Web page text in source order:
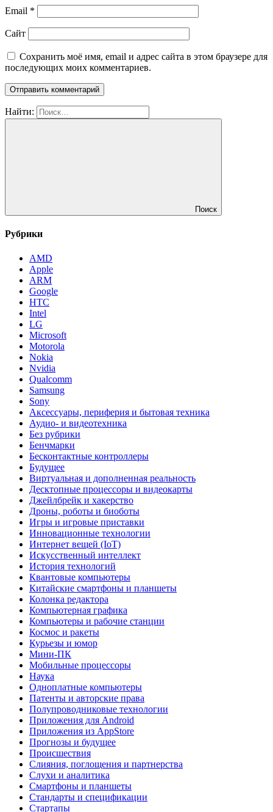
Email *
Сайт
Сохранить моё имя, email и адрес сайта в этом браузере для
последующих моих комментариев.
Найти:
Поиск
Рубрики
AMD
Apple
ARM
Google
HTC
Intel
LG
Microsoft
Motorola
Nokia
Nvidia
Qualcomm
Samsung
Sony
Аксессуары, периферия и бытовая техника
Аудио- и видеотехника
Без рубрики
Бенчмарки
Бесконтактные контроллеры
Будущее
Виртуальная и дополненная реальность
Десктопные процессоры и видеокарты
Джейлбрейк и хакерство
Дроны, роботы и биоботы
Игры и игровые приставки
Инновационные технологии
Интернет вещей (IoT)
Искусственный интеллект
История технологий
Квантовые компьютеры
Китайские смартфоны и планшеты
Колонка редактора
Компьютерная графика
Компьютеры и рабочие станции
Космос и ракеты
Курьезы и юмор
Мини-ПК
Мобильные процессоры
Наука
Одноплатные компьютеры
Патенты и авторские права
Полупроводниковые технологии
Приложения для Android
Приложения из AppStore
Прогнозы и будущее
Происшествия
Слияния, поглощения и партнерства
Слухи и аналитика
Смартфоны и планшеты
Стандарты и спецификации
Стартапы